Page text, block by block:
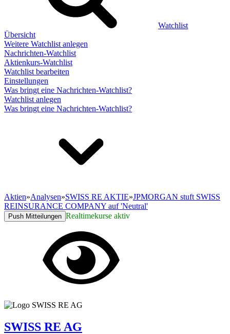
Watchlist
Übersicht
Weitere Watchlist anlegen
Nachrichten-Watchlist
Aktienkurs-Watchlist
Watchlist bearbeiten
Einstellungen
Was bringt eine Nachrichten-Watchlist?
Watchlist anlegen
Was bringt eine Nachrichten-Watchlist?
Aktien»Analysen»SWISS RE AKTIE»JPMORGAN stuft SWISS
REINSURANCE COMPANY auf 'Neutral'
Push Mitteilungen Realtimekurse aktiv
SWISS RE AG